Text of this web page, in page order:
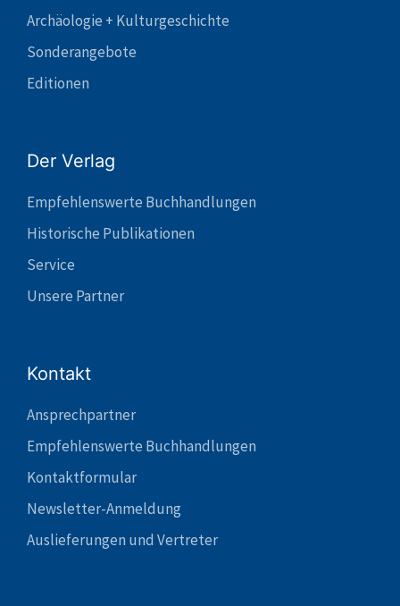
Archäologie + Kulturgeschichte
Sonderangebote
Editionen
Der Verlag
Empfehlenswerte Buchhandlungen
Historische Publikationen
Service
Unsere Partner
Kontakt
Ansprechpartner
Empfehlenswerte Buchhandlungen
Kontaktformular
Newsletter-Anmeldung
Auslieferungen und Vertreter